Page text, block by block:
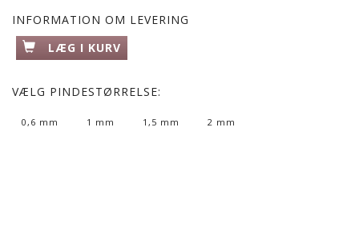
INFORMATION OM LEVERING
LÆG I KURV
VÆLG PINDESTØRRELSE:
0,6 mm 1 mm 1,5 mm 2 mm